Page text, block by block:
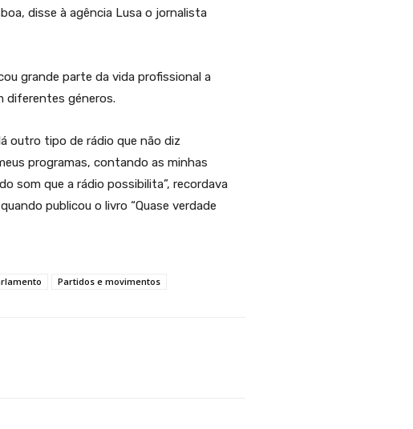
disse à agência Lusa o jornalista
grande parte da vida profissional a
diferentes géneros.
outro tipo de rádio que não diz
programas, contando as minhas
som que a rádio possibilita”, recordava
publicou o livro “Quase verdade
Partidos e movimentos